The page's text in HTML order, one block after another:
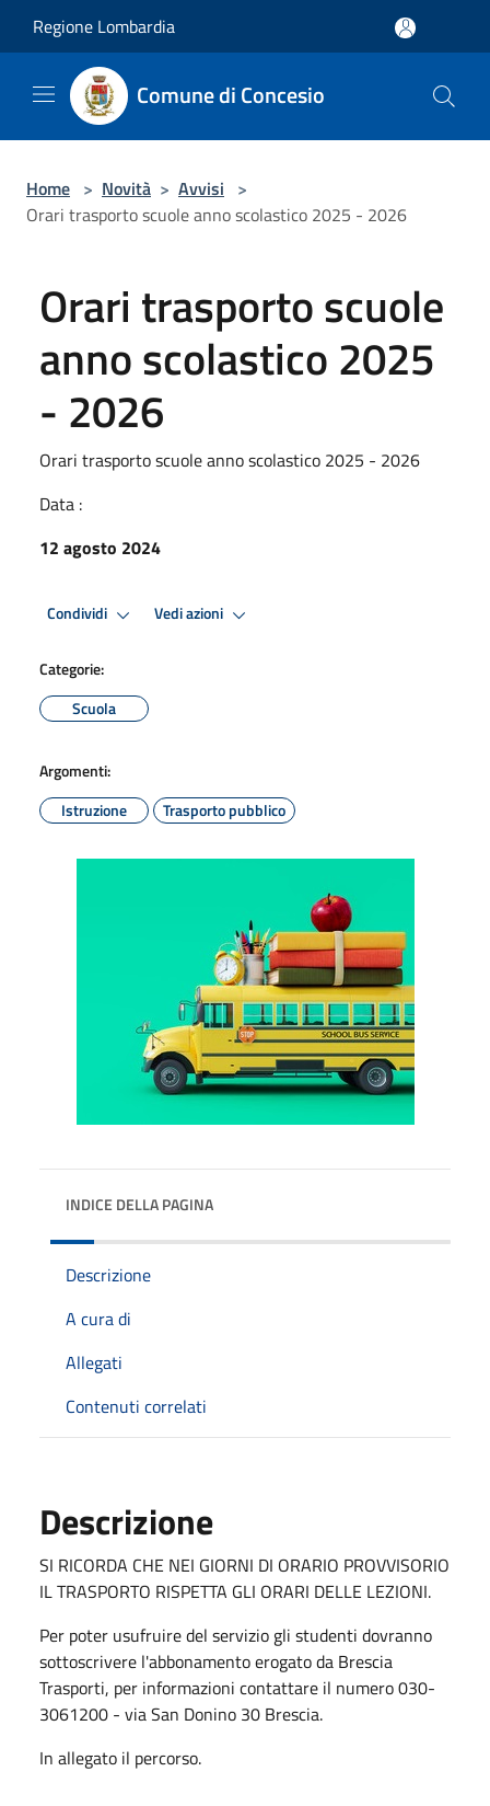
Regione Lombardia
Comune di Concesio
Home > Novità > Avvisi >
Orari trasporto scuole anno scolastico 2025 - 2026
Orari trasporto scuole
anno scolastico 2025
- 2026
Orari trasporto scuole anno scolastico 2025 - 2026
Data :
12 agosto 2024
Condividi Vedi azioni
Categorie:
Scuola
Argomenti:
Istruzione
Trasporto pubblico
INDICE DELLA PAGINA
Descrizione
A cura di
Allegati
Contenuti correlati
Descrizione
SI RICORDA CHE NEI GIORNI DI ORARIO PROVVISORIO
IL TRASPORTO RISPETTA GLI ORARI DELLE LEZIONI.
Per poter usufruire del servizio gli studenti dovranno
sottoscrivere l'abbonamento erogato da Brescia
Trasporti, per informazioni contattare il numero 030-
3061200 - via San Donino 30 Brescia.
In allegato il percorso.